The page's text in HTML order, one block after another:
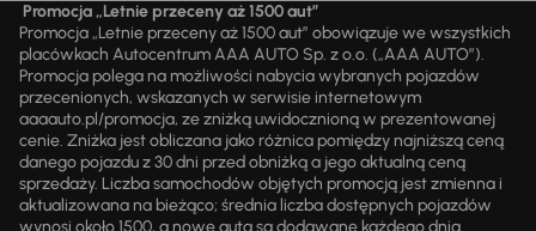
Promocja „Letnie przeceny aż 1500 aut”
Promocja „Letnie przeceny aż 1500 aut” obowiązuje we wszystkich
placówkach Autocentrum AAA AUTO Sp. z o.o. („AAA AUTO”).
Promocja polega na możliwości nabycia wybranych pojazdów
przecenionych, wskazanych w serwisie internetowym
aaaauto.pl/promocja, ze zniżką uwidocznioną w prezentowanej
cenie. Zniżka jest obliczana jako różnica pomiędzy najniższą ceną
danego pojazdu z 30 dni przed obniżką a jego aktualną ceną
sprzedaży. Liczba samochodów objętych promocją jest zmienna i
aktualizowana na bieżąco; średnia liczba dostępnych pojazdów
wynosi około 1500, a nowe auta są dodawane każdego dnia.